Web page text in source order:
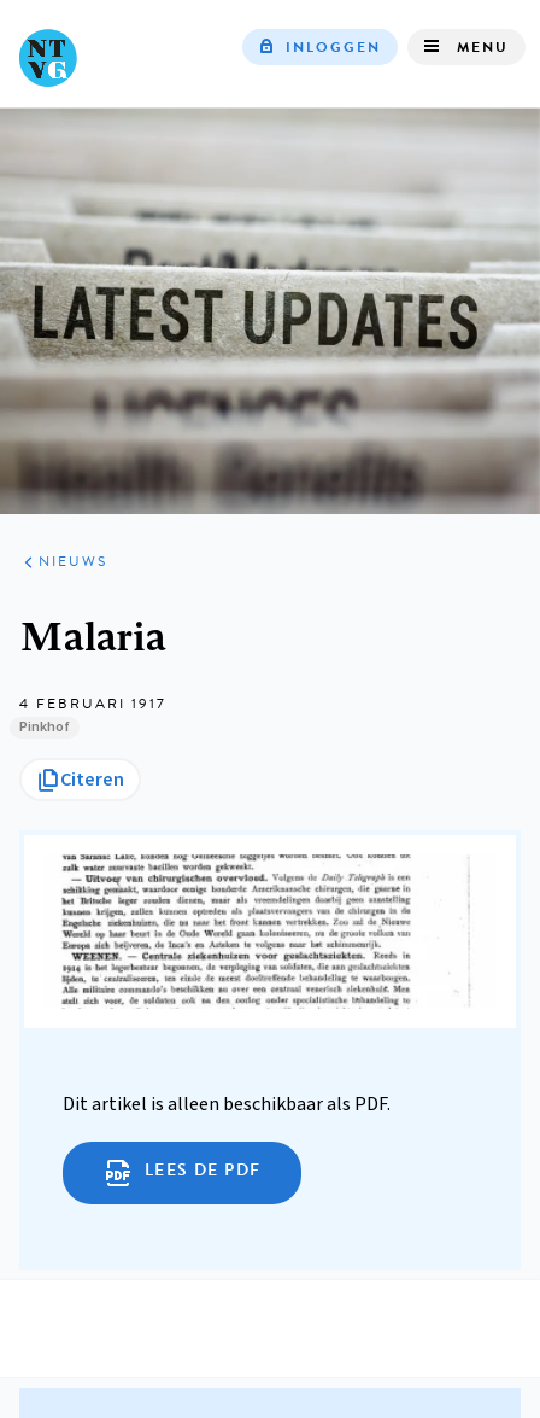
navigation
INLOGGEN MENU
ARTIKELEN
HET
KORT
NIEUWS
Malaria
4 FEBRUARI 1917
Pinkhof
Citeren
Dit artikel is alleen beschikbaar als PDF.
LEES DE PDF